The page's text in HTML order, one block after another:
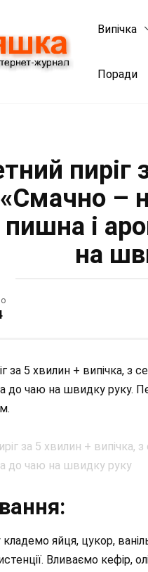
Випічка
Поради
пиріг
«Смачно –
пишна і
на
5 хвилин + випічка, з
до чаю на швидку руку.
кладемо яйця, цукор,
Вливаємо кефір,